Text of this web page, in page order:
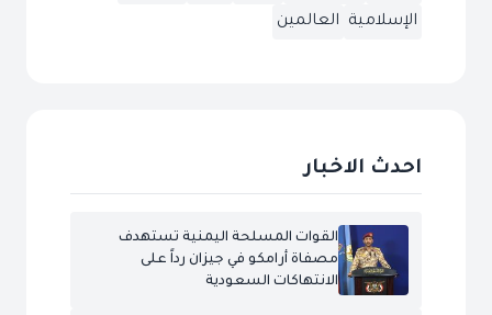
الإسلامية
العالمين
احدث الاخبار
القوات المسلحة اليمنية تستهدف
مصفاة أرامكو في جيزان رداً على
الانتهاكات السعودية